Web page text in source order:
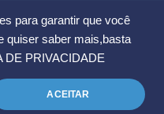
para garantir que você
quiser saber mais,basta
DE PRIVACIDADE
ACEITAR
Marcas
Notícias Instagram
Troca e Devolução